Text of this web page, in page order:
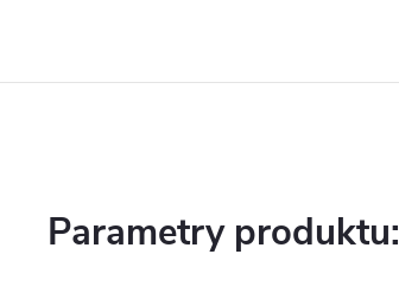
Parametry produktu: